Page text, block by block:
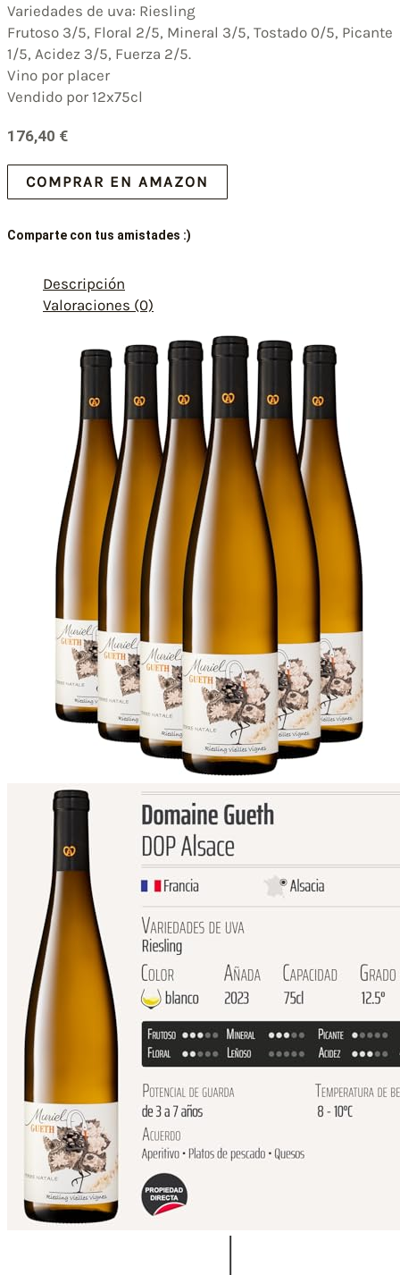
Variedades de uva: Riesling
Frutoso 3/5, Floral 2/5, Mineral 3/5, Tostado 0/5, Picante
1/5, Acidez 3/5, Fuerza 2/5.
Vino por placer
Vendido por 12x75cl
176,40 €
COMPRAR EN AMAZON
Comparte con tus amistades :)
Descripción
Valoraciones (0)